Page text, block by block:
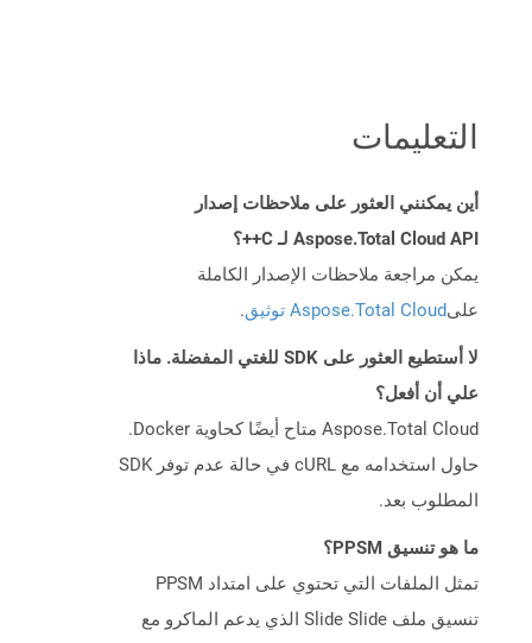
التعليمات
أين يمكنني العثور على ملاحظات إصدار
Aspose.Total Cloud API لـ C++؟
يمكن مراجعة ملاحظات الإصدار الكاملة
علىAspose.Total Cloud توثيق .
لا أستطيع العثور على SDK للغتي المفضلة. ماذا
علي أن أفعل؟
Aspose.Total Cloud متاح أيضًا كحاوية Docker.
حاول استخدامه مع cURL في حالة عدم توفر SDK
المطلوب بعد.
ما هو تنسيق PPSM؟
تمثل الملفات التي تحتوي على امتداد PPSM
تنسيق ملف Slide Slide الذي يدعم الماكرو مع